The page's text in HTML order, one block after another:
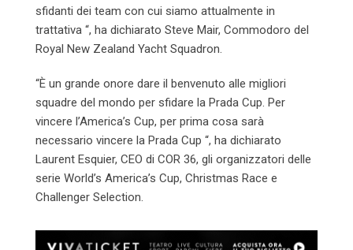
sfidanti dei team con cui siamo attualmente in
trattativa “, ha dichiarato Steve Mair, Commodoro del
Royal New Zealand Yacht Squadron.
“È un grande onore dare il benvenuto alle migliori
squadre del mondo per sfidare la Prada Cup. Per
vincere l’America’s Cup, per prima cosa sarà
necessario vincere la Prada Cup “, ha dichiarato
Laurent Esquier, CEO di COR 36, gli organizzatori delle
serie World’s America’s Cup, Christmas Race e
Challenger Selection.